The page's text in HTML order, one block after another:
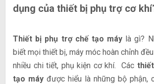
dụng của thiết bị phụ trợ cơ
Thiết bị phụ trợ chế tạo máy là gì?
biết mọi thiết bị, máy móc hoàn chỉnh
nhiều chi tiết, phụ kiện cơ khí. Các
tạo máy được hiểu là những bộ phận,